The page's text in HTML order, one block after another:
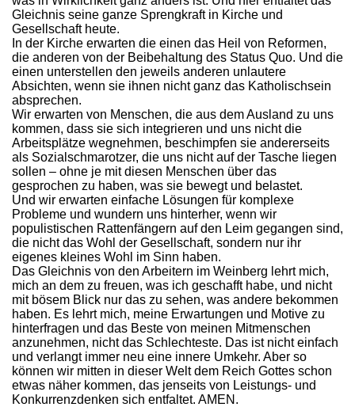
Gleichnis seine ganze Sprengkraft in Kirche und
Gesellschaft heute.
In der Kirche erwarten die einen das Heil von Reformen,
die anderen von der Beibehaltung des Status Quo. Und die
einen unterstellen den jeweils anderen unlautere
Absichten, wenn sie ihnen nicht ganz das Katholischsein
absprechen.
Wir erwarten von Menschen, die aus dem Ausland zu uns
kommen, dass sie sich integrieren und uns nicht die
Arbeitsplätze wegnehmen, beschimpfen sie andererseits
als Sozialschmarotzer, die uns nicht auf der Tasche liegen
sollen – ohne je mit diesen Menschen über das
gesprochen zu haben, was sie bewegt und belastet.
Und wir erwarten einfache Lösungen für komplexe
Probleme und wundern uns hinterher, wenn wir
populistischen Rattenfängern auf den Leim gegangen sind,
die nicht das Wohl der Gesellschaft, sondern nur ihr
eigenes kleines Wohl im Sinn haben.
Das Gleichnis von den Arbeitern im Weinberg lehrt mich,
mich an dem zu freuen, was ich geschafft habe, und nicht
mit bösem Blick nur das zu sehen, was andere bekommen
haben. Es lehrt mich, meine Erwartungen und Motive zu
hinterfragen und das Beste von meinen Mitmenschen
anzunehmen, nicht das Schlechteste. Das ist nicht einfach
und verlangt immer neu eine innere Umkehr. Aber so
können wir mitten in dieser Welt dem Reich Gottes schon
etwas näher kommen, das jenseits von Leistungs- und
Konkurrenzdenken sich entfaltet. AMEN.